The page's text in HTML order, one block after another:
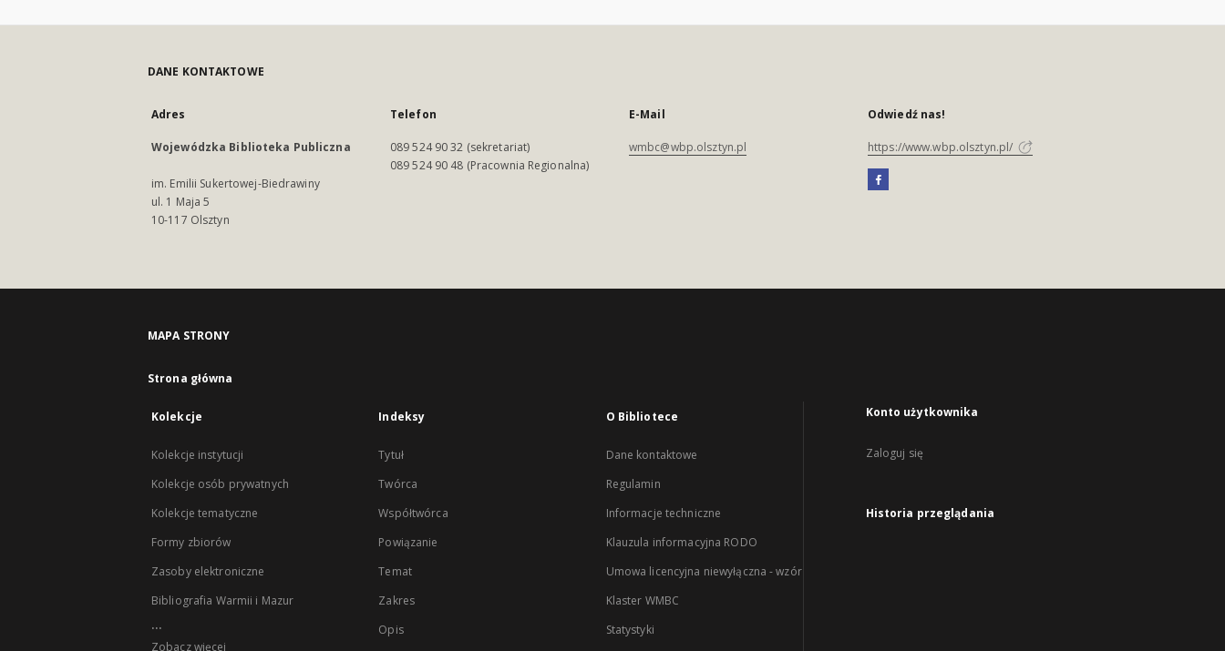
DANE KONTAKTOWE
Adres
Wojewódzka Biblioteka Publiczna
im. Emilii Sukertowej-Biedrawiny
ul. 1 Maja 5
10-117 Olsztyn
Telefon
089 524 90 32 (sekretariat)
089 524 90 48 (Pracownia Regionalna)
E-Mail
wmbc@wbp.olsztyn.pl
Odwiedź nas!
https://www.wbp.olsztyn.pl/
MAPA STRONY
Strona główna
Kolekcje
Kolekcje instytucji
Kolekcje osób prywatnych
Kolekcje tematyczne
Formy zbiorów
Zasoby elektroniczne
Bibliografia Warmii i Mazur
...
Zobacz więcej
Indeksy
Tytuł
Twórca
Współtwórca
Powiązanie
Temat
Zakres
Opis
O Bibliotece
Dane kontaktowe
Regulamin
Informacje techniczne
Klauzula informacyjna RODO
Umowa licencyjna niewyłączna - wzór
Klaster WMBC
Statystyki
Konto użytkownika
Zaloguj się
Historia przeglądania